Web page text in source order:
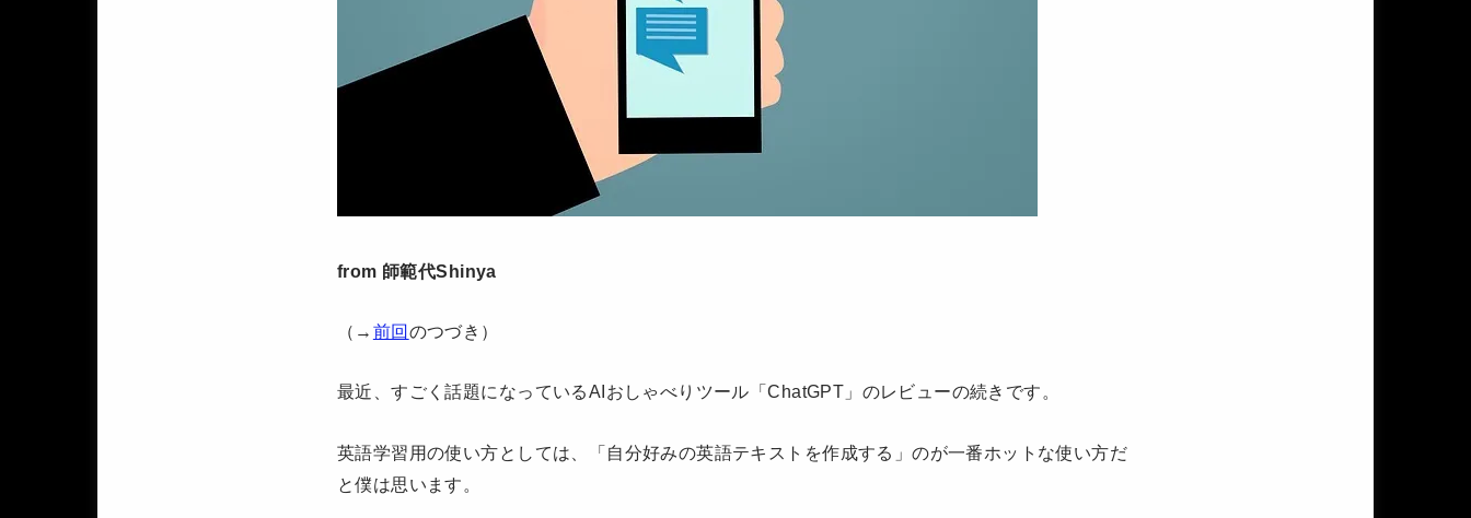
from 師範代Shinya
（→ 前回のつづき）
最近、すごく話題になっているAIおしゃべりツール「ChatGPT」のレビューの続きです。
英語学習用の使い方としては、「自分好みの英語テキストを作成する」のが一番ホットな使い方だ
と僕は思います。